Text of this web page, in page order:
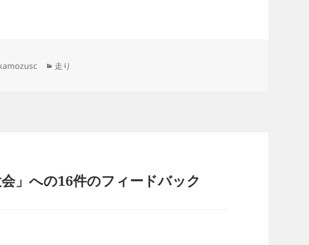
カ
走り
会」への16件のフィードバック